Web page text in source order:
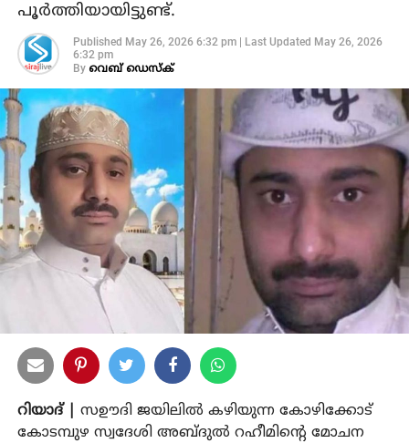
പൂര്‍ത്തിയായിട്ടുണ്ട്.
Published May 26, 2026 6:32 pm| Last Updated May 26, 2026
6:32 pm
By വെബ് ഡെസ്‌ക്
റിയാദ് |
സഊദി ജയിലില്‍ കഴിയുന്ന കോഴിക്കോട്
കോടമ്പുഴ സ്വദേശി അബ്ദുല്‍ റഹീമിന്റെ മോചന